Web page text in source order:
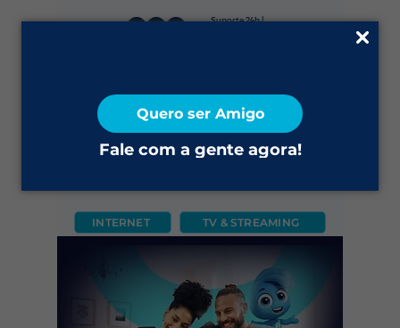
Quero ser Amigo
Fale com a gente agora!
Suporte 24h |
2ª via do Boleto
INTERNET TV & STREAMING